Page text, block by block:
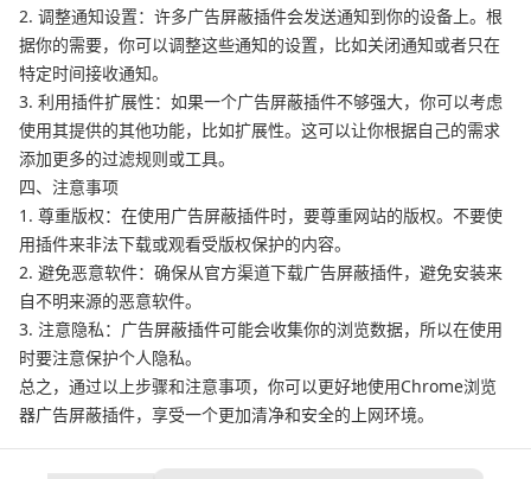
2. 调整通知设置：许多广告屏蔽插件会发送通知到你的设备上。根
据你的需要，你可以调整这些通知的设置，比如关闭通知或者只在
特定时间接收通知。
3. 利用插件扩展性：如果一个广告屏蔽插件不够强大，你可以考虑
使用其提供的其他功能，比如扩展性。这可以让你根据自己的需求
添加更多的过滤规则或工具。
四、注意事项
1. 尊重版权：在使用广告屏蔽插件时，要尊重网站的版权。不要使
用插件来非法下载或观看受版权保护的内容。
2. 避免恶意软件：确保从官方渠道下载广告屏蔽插件，避免安装来
自不明来源的恶意软件。
3. 注意隐私：广告屏蔽插件可能会收集你的浏览数据，所以在使用
时要注意保护个人隐私。
总之，通过以上步骤和注意事项，你可以更好地使用Chrome浏览
器广告屏蔽插件，享受一个更加清净和安全的上网环境。